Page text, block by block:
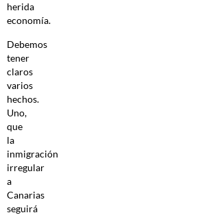
herida
economía.
Debemos
tener
claros
varios
hechos.
Uno,
que
la
inmigración
irregular
a
Canarias
seguirá